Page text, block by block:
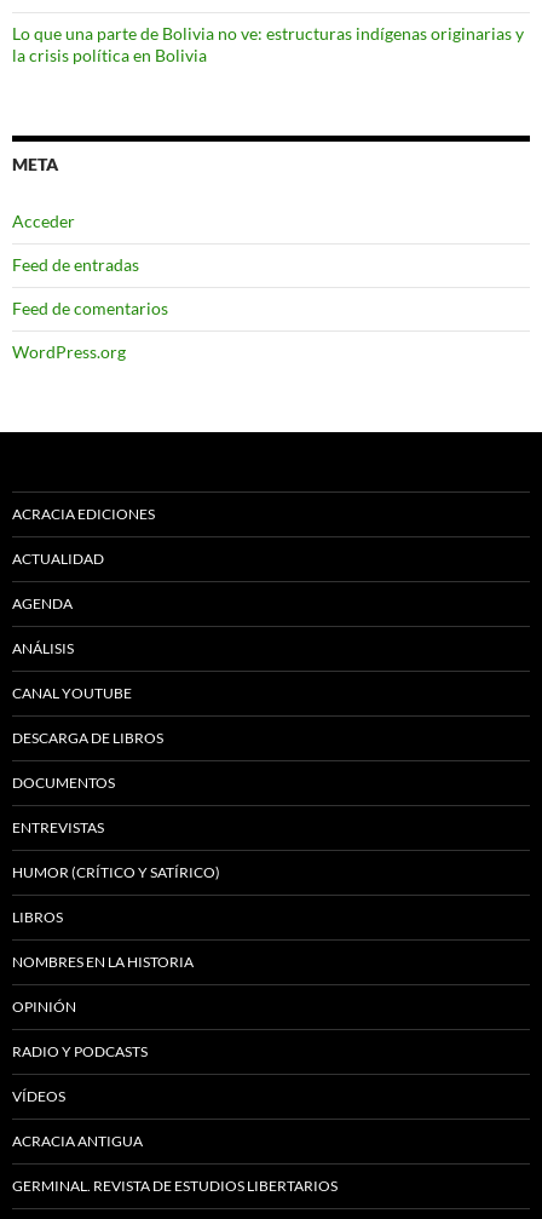
Lo que una parte de Bolivia no ve: estructuras indígenas originarias y
la crisis política en Bolivia
META
Acceder
Feed de entradas
Feed de comentarios
WordPress.org
ACRACIA EDICIONES
ACTUALIDAD
AGENDA
ANÁLISIS
CANAL YOUTUBE
DESCARGA DE LIBROS
DOCUMENTOS
ENTREVISTAS
HUMOR (CRÍTICO Y SATÍRICO)
LIBROS
NOMBRES EN LA HISTORIA
OPINIÓN
RADIO Y PODCASTS
VÍDEOS
ACRACIA ANTIGUA
GERMINAL. REVISTA DE ESTUDIOS LIBERTARIOS